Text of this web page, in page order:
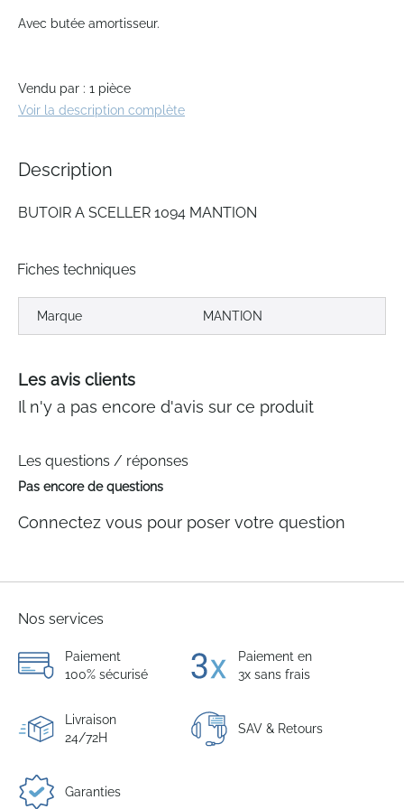
to
the
images
Avec butée amortisseur.
Vendu par : 1 pièce
Voir la description complète
Description
BUTOIR A SCELLER 1094 MANTION
Fiches techniques
Marque MANTION
Les avis clients
Il n'y a pas encore d'avis sur ce produit
Les questions / réponses
Pas encore de questions
Connectez vous pour poser votre question
Nos services
Paiement
100% sécurisé
Paiement en
3x sans frais
Livraison
24/72H
SAV & Retours
Garanties